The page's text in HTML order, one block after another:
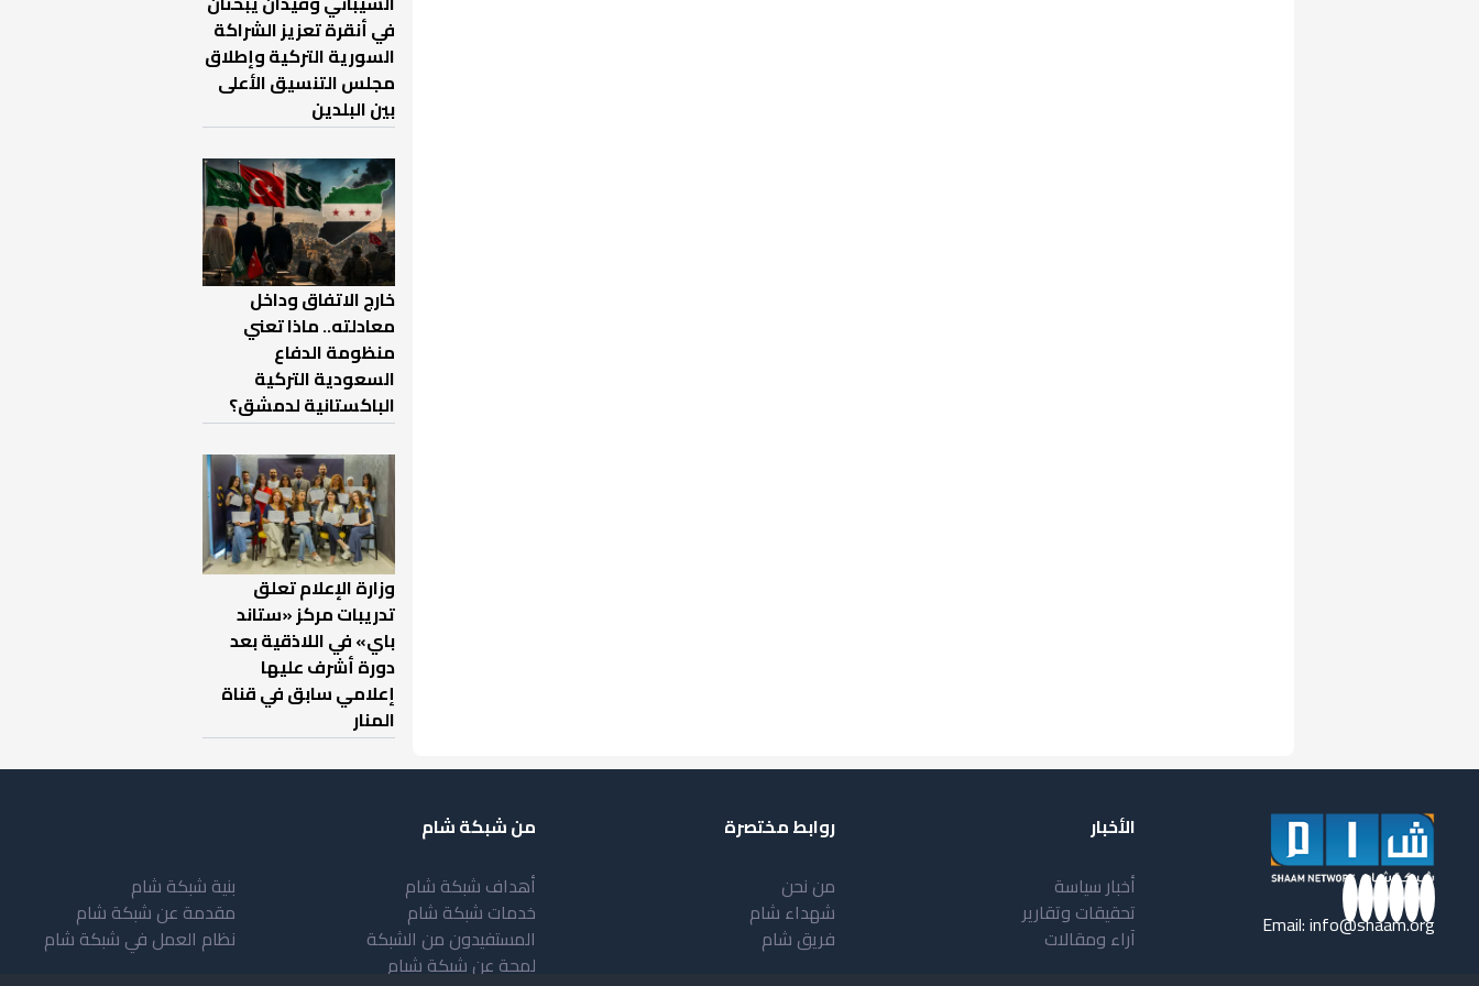
في أنقرة تعزيز الشراكة
السورية التركية وإطلاق
مجلس التنسيق الأعلى
بين البلدين
خارج الاتفاق وداخل
معادلته.. ماذا تعني
منظومة الدفاع
السعودية التركية
الباكستانية لدمشق؟
وزارة الإعلام تعلق
تدريبات مركز «ستاند
باي» في اللاذقية بعد
دورة أشرف عليها
إعلامي سابق في قناة
المنار
Email:info@shaam.org
الأخبار
أخبار سياسة
تحقيقات وتقارير
آراء ومقالات
روابط مختصرة
من نحن
شهداء شام
فريق شام
من شبكة شام
أهداف شبكة شام
خدمات شبكة شام
المستفيدون من الشبكة
لمحة عن شبكة شبام
بنية شبكة شام
مقدمة عن شبكة شام
نظام العمل في شبكة شام